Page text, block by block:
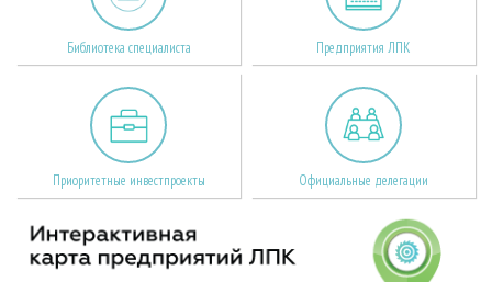
Библиотека специалиста Предприятия ЛПК
Приоритетные инвестпроекты Официальные делегации